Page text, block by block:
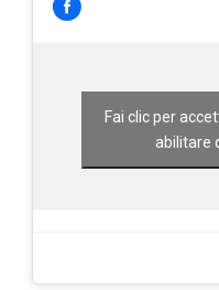
Fai clic per
abilitare